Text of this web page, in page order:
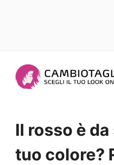
Il rosso è
tuo colore?